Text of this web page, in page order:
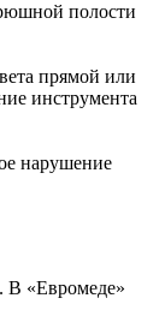
полости
прямой или
инструмента
нарушение
В «Евромеде»